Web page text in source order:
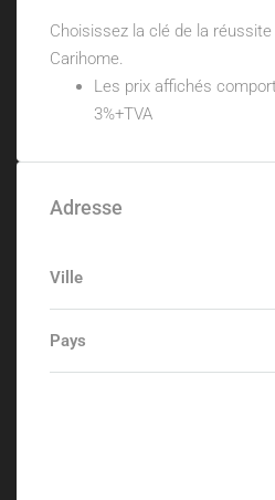
Choisissez la clé de la
Carihome.
Les prix affichés
3%+TVA
Adresse
Ville
Pays